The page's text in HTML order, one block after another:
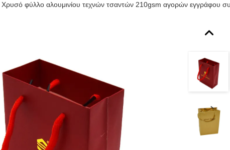
Χρυσό φύλλο αλουμινίου τεχνών τσαντών 210gsm αγορών εγγράφου